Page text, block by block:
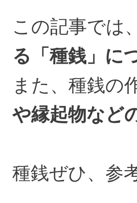
この記事では
る「種銭」に
また、種銭の
や縁起物など
種銭ぜひ、参